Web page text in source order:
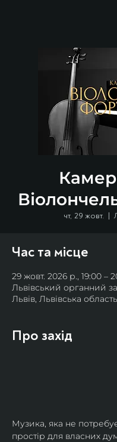
чт, 29 жовт.
  |
Час та місце
29 жовт. 2026 р., 19:00 –
Львівський органний
Львів, Львівська
Про захід
Музика, яка не
простір для власних